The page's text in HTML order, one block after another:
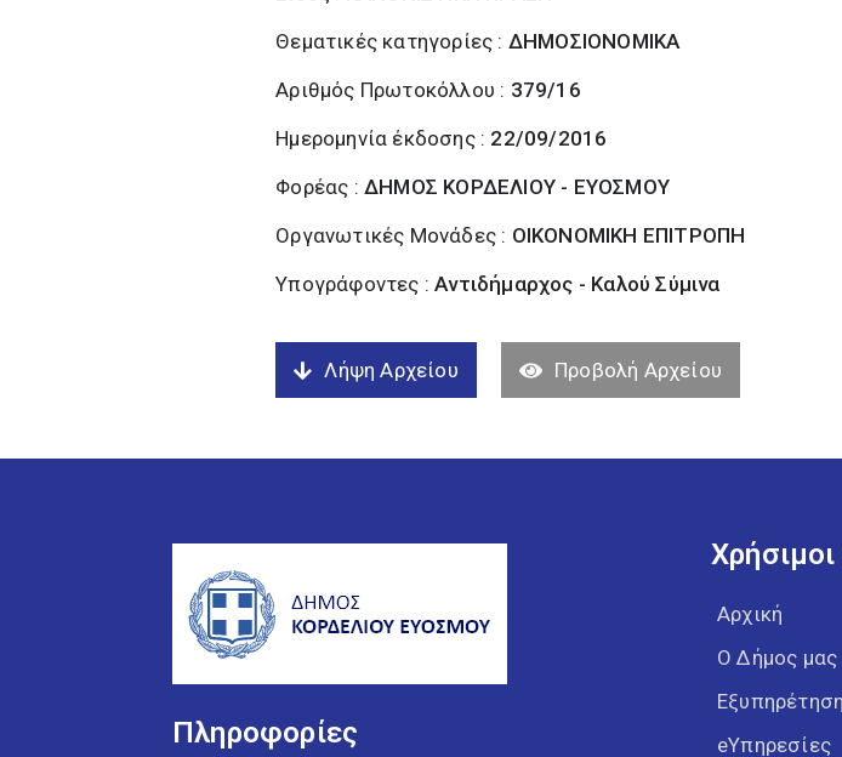
Θεματικές κατηγορίες : ΔΗΜΟΣΙΟΝΟΜΙΚΑ
Αριθμός Πρωτοκόλλου : 379/16
Ημερομηνία έκδοσης : 22/09/2016
Φορέας :ΔΗΜΟΣ ΚΟΡΔΕΛΙΟΥ - ΕΥΟΣΜΟΥ
Οργανωτικές Μονάδες : ΟΙΚΟΝΟΜΙΚΗ ΕΠΙΤΡΟΠΗ
Υπογράφοντες :Αντιδήμαρχος - Καλού Σύµινα
Λήψη Αρχείου Προβολή Αρχείου
Πληροφορίες
Αρχική
Ο Δήμος μας
eΥπηρεσίες